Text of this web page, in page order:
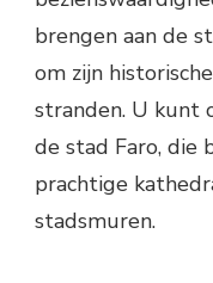
brengen aan de
om zijn
stranden. U kunt
de stad Faro, die
prachtige
stadsmuren.